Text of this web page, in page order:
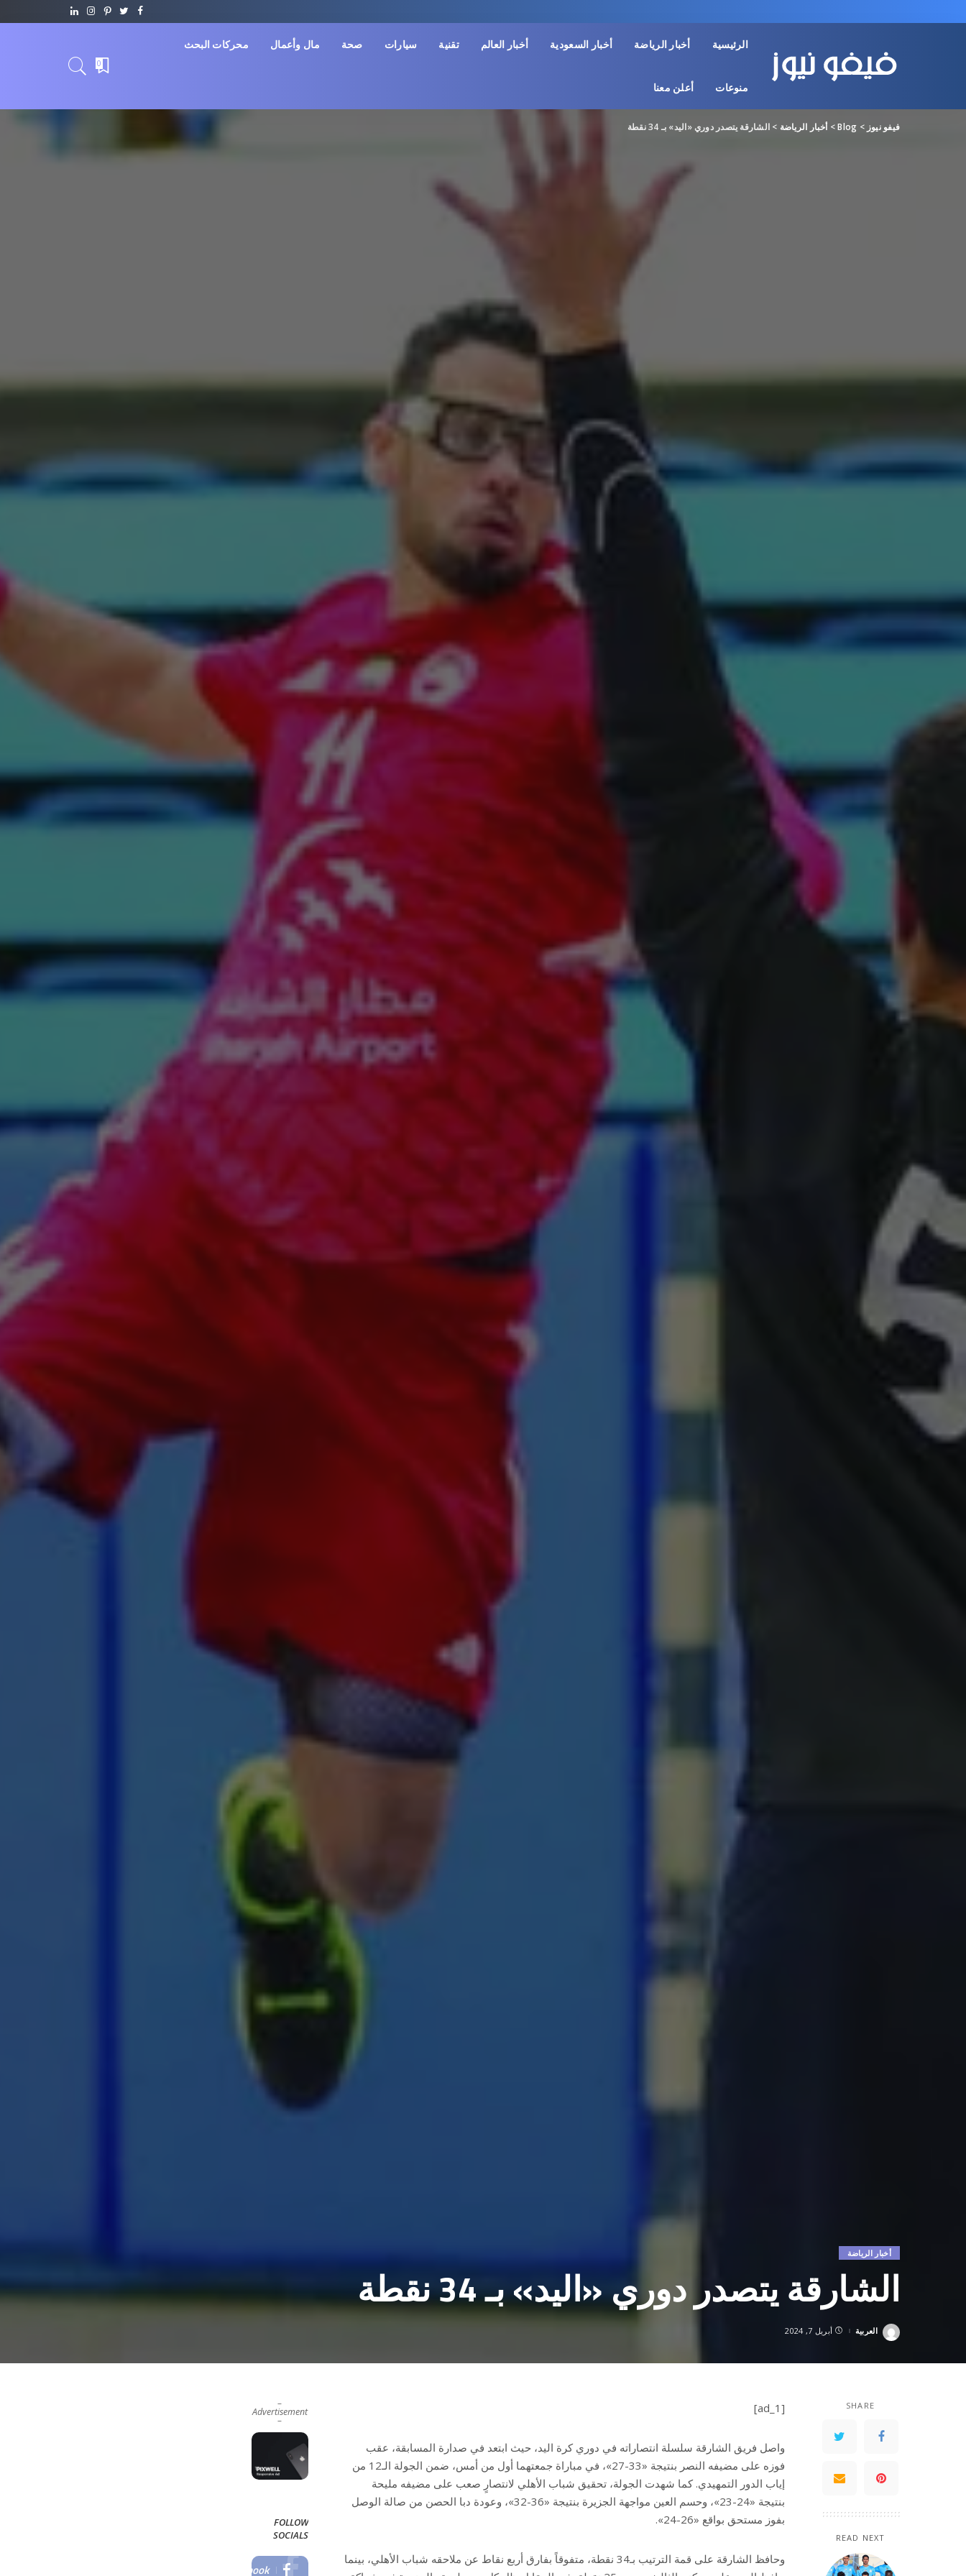
الرئيسية أخبار الرياضة أخبار السعودية أخبار العالم تقنية سيارات صحة مال وأعمال محركات البحث
منوعات أعلن معنا
0
فيفو نيوز >
Blog
> أخبار الرياضة > الشارقة يتصدر دوري «اليد» بـ 34 نقطة
أخبار الرياضة
الشارقة يتصدر دوري «اليد» بـ 34 نقطة
Posted
العربية أبريل 7, 2024
SHARE
READ NEXT
[ad_1]
واصل فريق الشارقة سلسلة انتصاراته في دوري كرة اليد، حيث ابتعد في صدارة المسابقة، عقب
فوزه على مضيفه النصر بنتيجة «33-27»، في مباراة جمعتهما أول من أمس، ضمن الجولة الـ12 من
إياب الدور التمهيدي. كما شهدت الجولة، تحقيق شباب الأهلي لانتصارٍ صعب على مضيفه مليحة
بنتيجة «24-23»، وحسم العين مواجهة الجزيرة بنتيجة «36-32»، وعودة دبا الحصن من صالة الوصل
بفوز مستحق بواقع «26-24».
وحافظ الشارقة على قمة الترتيب بـ34 نقطة، متفوقاً بفارق أربع نقاط عن ملاحقه شباب الأهلي، بينما
–
Advertisement
–
FOLLOW
SOCIALS
Facebook